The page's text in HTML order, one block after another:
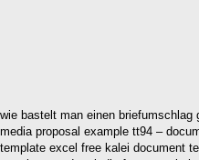
wie bastelt man einen
media proposal example tt94 –
template excel free kalei document